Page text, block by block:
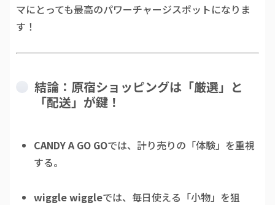
マにとっても最高のパワーチャージスポットになりま
す！
結論：原宿ショッピングは「厳選」と
「配送」が鍵！
CANDY A GO GOでは、計り売りの「体験」を重視
する。
wiggle wiggleでは、毎日使える「小物」を狙